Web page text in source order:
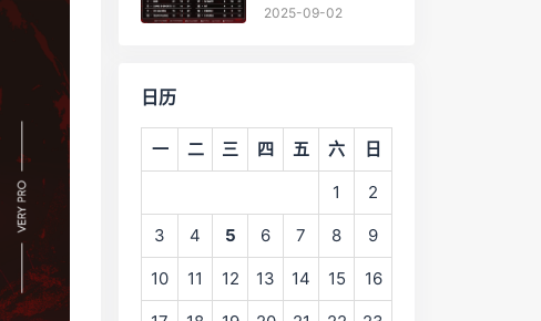
PRO训练赛
2025-09-02
日历
一 二 三 四 五 六 日
1 2
3 4 5 6 7 8 9
10 11 12 13 14 15 16